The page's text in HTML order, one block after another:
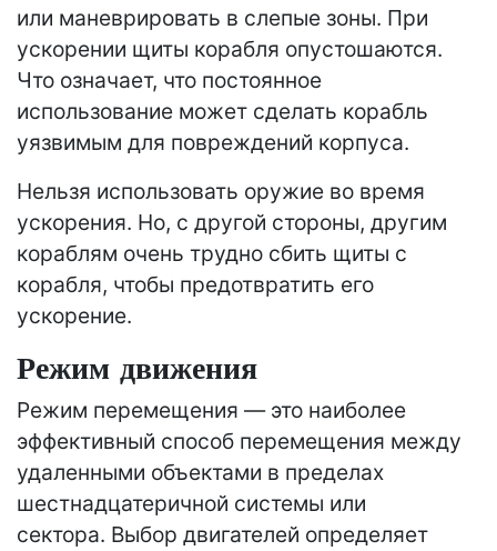
или маневрировать в слепые зоны. При
ускорении щиты корабля опустошаются.
Что означает, что постоянное
использование может сделать корабль
уязвимым для повреждений корпуса.
Нельзя использовать оружие во время
ускорения. Но, с другой стороны, другим
кораблям очень трудно сбить щиты с
корабля, чтобы предотвратить его
ускорение.
Режим движения
Режим перемещения — это наиболее
эффективный способ перемещения между
удаленными объектами в пределах
шестнадцатеричной системы или
сектора. Выбор двигателей определяет